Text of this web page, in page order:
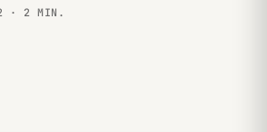
· 2 MIN.